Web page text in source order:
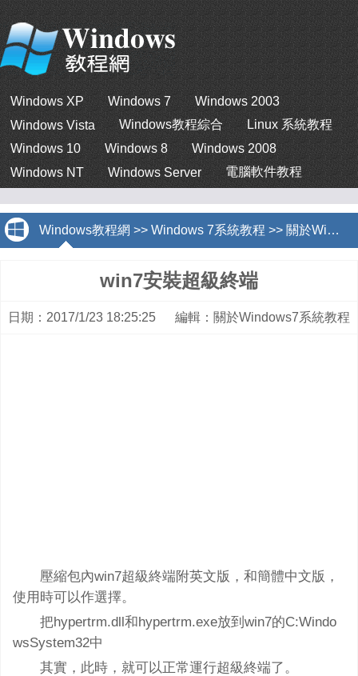
Windows XP Windows 7
Windows 2003
Windows Vista
Windows教程綜合
Linux 系統教程
Windows 10
Windows 8
Windows 2008
Windows NT
Windows Server 電腦軟件教程
Windows教程網 >> Windows 7系統教程 >> 關於Windows7系統教程
win7安裝超級終端
日期：2017/1/23 18:25:25 編輯：關於Windows7系統教程
壓縮包內win7超級終端附英文版，和簡體中文版，
使用時可以作選擇。
把hypertrm.dll和hypertrm.exe放到win7的C:Windo
wsSystem32中
其實，此時，就可以正常運行超級終端了。